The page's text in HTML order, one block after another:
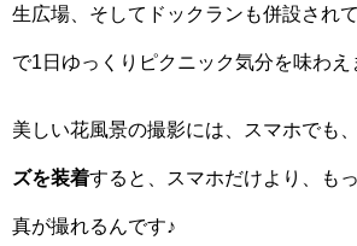
生広場、そしてドックランも併設され
で1日ゆっくりピクニック気分を味わえ
美しい花風景の撮影には、スマホでも、
ズを装着すると、スマホだけより、も
真が撮れるんです♪